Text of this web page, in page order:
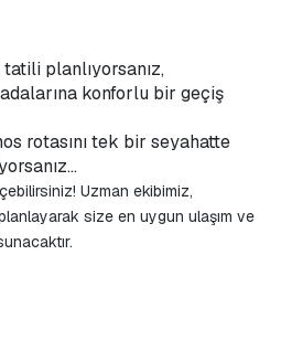
planlıyorsanız,
konforlu bir geçiş
rotasını tek bir seyahatte
Uzman ekibimiz,
size en uygun ulaşım ve